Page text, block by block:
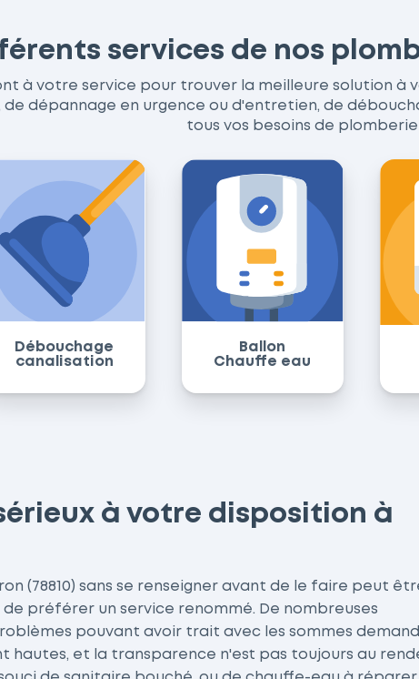
services de nos
à votre service pour trouver la meilleure solution à
dépannage en urgence ou d'entretien, de
tous vos besoins de
Débouchage
canalisation
Ballon
Chauffe eau
à votre disposition à
(78810) sans se renseigner avant de le faire peut
préférer un service renommé. De nombreuses
pouvant avoir trait avec les sommes
hautes, et la transparence n'est pas toujours au